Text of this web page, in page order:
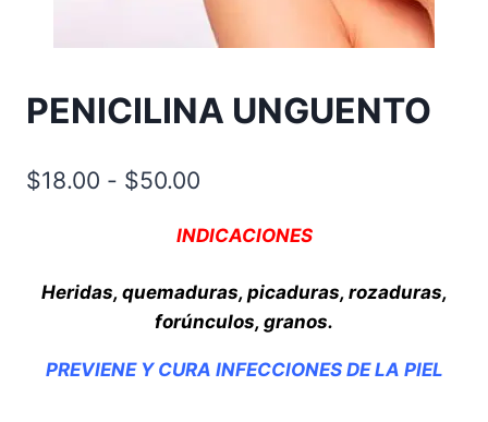
PENICILINA UNGUENTO
$18.00 - $50.00
desde
$18.00
hasta
INDICACIONES
Heridas, quemaduras, picaduras, rozaduras,
forúnculos, granos.
PREVIENE Y CURA INFECCIONES DE LA PIEL